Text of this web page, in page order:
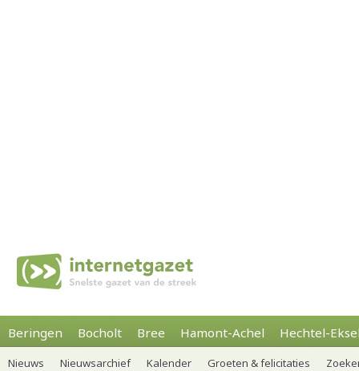
Beringen Bocholt Bree Hamont-Achel Hechtel-
Nieuws Nieuwsarchief Kalender Groeten & felicitaties